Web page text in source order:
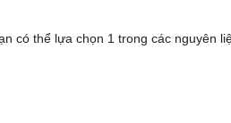
có thể lựa chọn 1 trong các nguyên